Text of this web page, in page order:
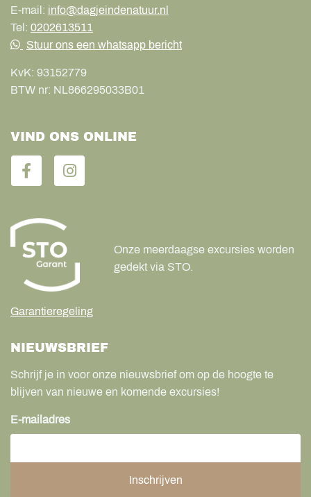
E-mail: info@dagjeindenatuur.nl
Tel: 0202613511
Stuur ons een whatsapp bericht
KvK: 93152779
BTW nr: NL866295033B01
VIND ONS ONLINE
Garantieregeling
Onze meerdaagse excursies worden
gedekt via STO.
NIEUWSBRIEF
Schrijf je in voor onze nieuwsbrief om op de hoogte te
blijven van nieuwe en komende excursies!
E-mailadres